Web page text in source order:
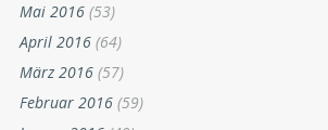
Mai 2016 (53)
April 2016 (64)
März 2016 (57)
Februar 2016 (59)